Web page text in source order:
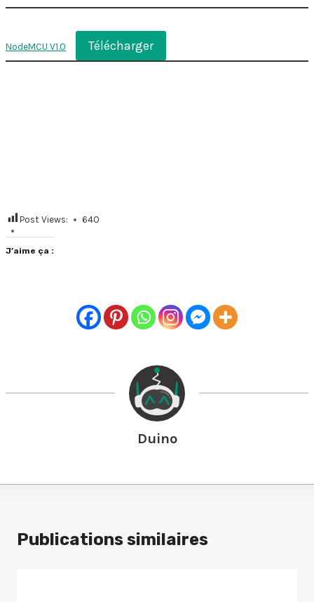
NodeMCU V1.0 Télécharger
Post Views: 640
J’aime ça :
Duino
Publications similaires